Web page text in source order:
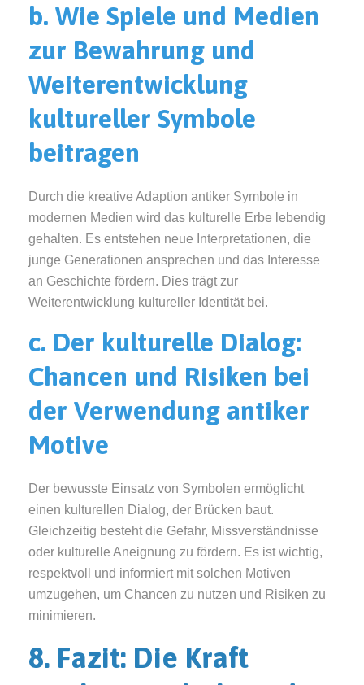
b. Wie Spiele und Medien
zur Bewahrung und
Weiterentwicklung
kultureller Symbole
beitragen
Durch die kreative Adaption antiker Symbole in
modernen Medien wird das kulturelle Erbe lebendig
gehalten. Es entstehen neue Interpretationen, die
junge Generationen ansprechen und das Interesse
an Geschichte fördern. Dies trägt zur
Weiterentwicklung kultureller Identität bei.
c. Der kulturelle Dialog:
Chancen und Risiken bei
der Verwendung antiker
Motive
Der bewusste Einsatz von Symbolen ermöglicht
einen kulturellen Dialog, der Brücken baut.
Gleichzeitig besteht die Gefahr, Missverständnisse
oder kulturelle Aneignung zu fördern. Es ist wichtig,
respektvoll und informiert mit solchen Motiven
umzugehen, um Chancen zu nutzen und Risiken zu
minimieren.
8. Fazit: Die Kraft